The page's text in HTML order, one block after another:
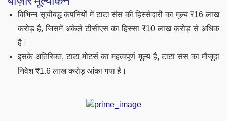
विभिन्न सूचीबद्ध कंपनियों में टाटा संस की हिस्सेदारी का मूल्य ₹16 लाख
करोड़ है, जिसमें अकेले टीसीएस का हिस्सा ₹10 लाख करोड़ से अधिक
है।
इसके अतिरिक्त, टाटा मोटर्स का महत्वपूर्ण मूल्य है, टाटा संस का मौजूदा
निवेश ₹1.6 लाख करोड़ आंका गया है।